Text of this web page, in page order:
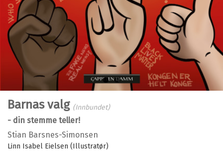
Bla i boka
Barnas valg (Innbundet)
- din stemme teller!
Stian Barsnes-Simonsen
Linn Isabel Eielsen (Illustratør)